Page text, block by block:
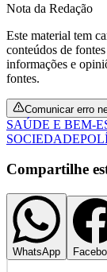
Fluminense
Nota da Redação
Este material tem
conteúdos de
informações e
fontes.
Comunicar erro
SAÚDE E BEM-
SOCIEDADE
Compartilhe
WhatsApp